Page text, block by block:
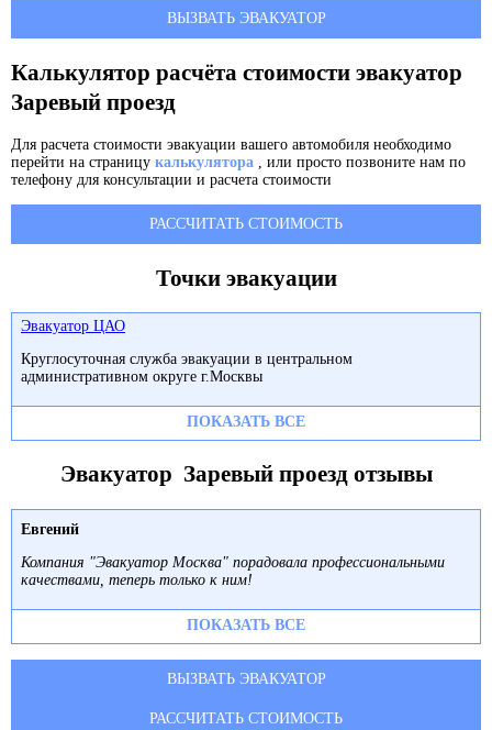
ВЫЗВАТЬ ЭВАКУАТОР
Калькулятор расчёта стоимости эвакуатор
Заревый проезд
Для расчета стоимости эвакуации вашего автомобиля необходимо
перейти на страницу калькулятора , или просто позвоните нам по
телефону для консультации и расчета стоимости
РАССЧИТАТЬ СТОИМОСТЬ
Точки эвакуации
Эвакуатор ЦАО
Круглосуточная служба эвакуации в центральном
административном округе г.Москвы
ПОКАЗАТЬ ВСЕ
Эвакуатор Заревый проезд отзывы
Евгений
Компания "Эвакуатор Москва" порадовала профессиональными
качествами, теперь только к ним!
ПОКАЗАТЬ ВСЕ
ВЫЗВАТЬ ЭВАКУАТОР
РАССЧИТАТЬ СТОИМОСТЬ